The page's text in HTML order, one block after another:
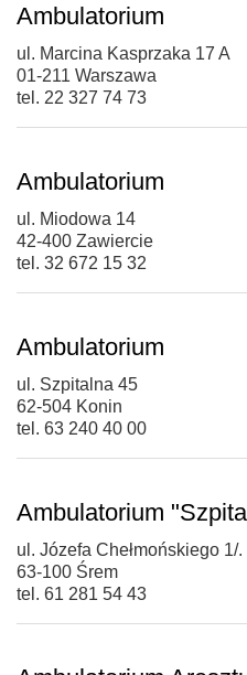
Ambulatorium
ul. Marcina Kasprzaka 17 A
01-211 Warszawa
tel. 22 327 74 73
Ambulatorium
ul. Miodowa 14
42-400 Zawiercie
tel. 32 672 15 32
Ambulatorium
ul. Szpitalna 45
62-504 Konin
tel. 63 240 40 00
Ambulatorium
ul. Józefa Chełmońskiego 1/.
63-100 Śrem
tel. 61 281 54 43